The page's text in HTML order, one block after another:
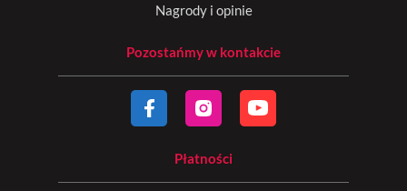
Nagrody i opinie
Pozostańmy w kontakcie
Płatności